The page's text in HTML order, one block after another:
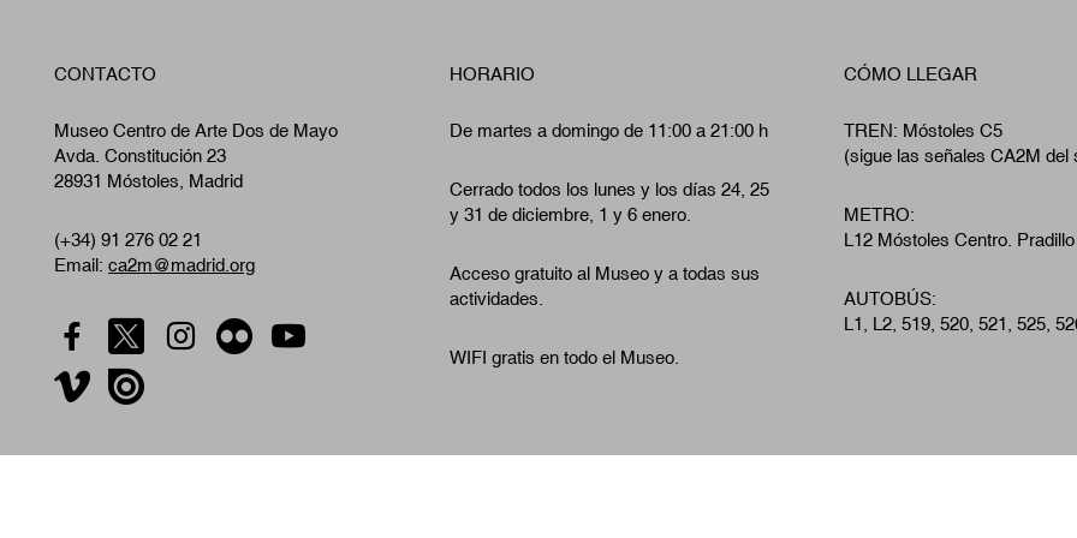
CONTACTO
Museo Centro de Arte Dos de Mayo
Avda. Constitución 23
28931 Móstoles, Madrid
(+34) 91 276 02 21
Email: ca2m@madrid.org
HORARIO
De martes a domingo de 11:00 a 21:00 h
Cerrado todos los lunes y los días 24, 25
y 31 de diciembre, 1 y 6 enero.
Acceso gratuito al Museo y a todas sus
actividades.
WIFI gratis en todo el Museo.
CÓMO LLEGAR
TREN: Móstoles C5
(sigue las señales CA2M del
METRO:
L12 Móstoles Centro. Pradillo
AUTOBÚS:
L1, L2, 519, 520, 521, 525,